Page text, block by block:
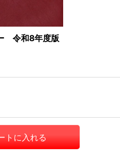
令和8年度版
トに入れる